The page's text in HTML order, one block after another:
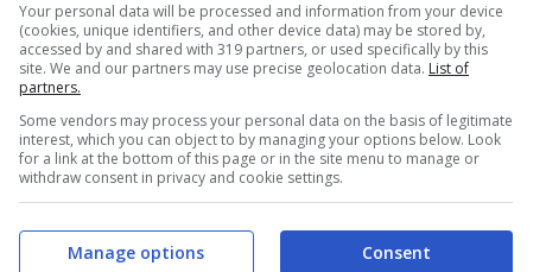
nel nostro Paese.
per l’estate a Pisa
nello scalo. Così come l’apertura della
Venezia.
dei collegamenticon l’
aeroporto siciliano di
Your personal data will be processed and information from your device
(cookies, unique identifiers, and other device data) may be stored by,
accessed by and shared with 319 partners, or used specifically by this
site. We and our partners may use precise geolocation data. List of
partners.
Some vendors may process your personal data on the basis of legitimate
interest, which you can object to by managing your options below. Look
for a link at the bottom of this page or in the site menu to manage or
withdraw consent in privacy and cookie settings.
Consent
Manage options